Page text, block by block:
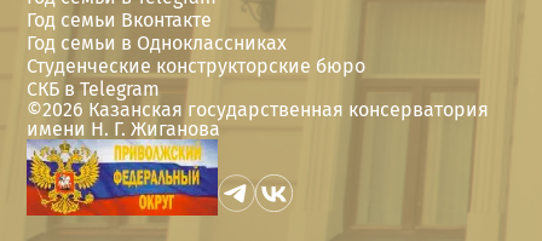
Год семьи Вконтакте
Год семьи в Одноклассниках
Студенческие конструкторские бюро
СКБ в Telegram
©2026 Казанская государственная консерватория
имени Н. Г. Жиганова